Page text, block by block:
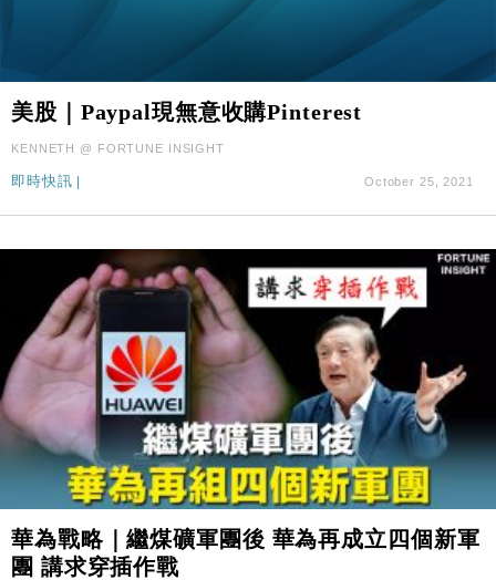
美股｜Paypal現無意收購Pinterest
KENNETH @ FORTUNE INSIGHT
即時快訊 October 25, 2021
華為戰略｜繼煤礦軍團後 華為再成立四個新軍
團 講求穿插作戰